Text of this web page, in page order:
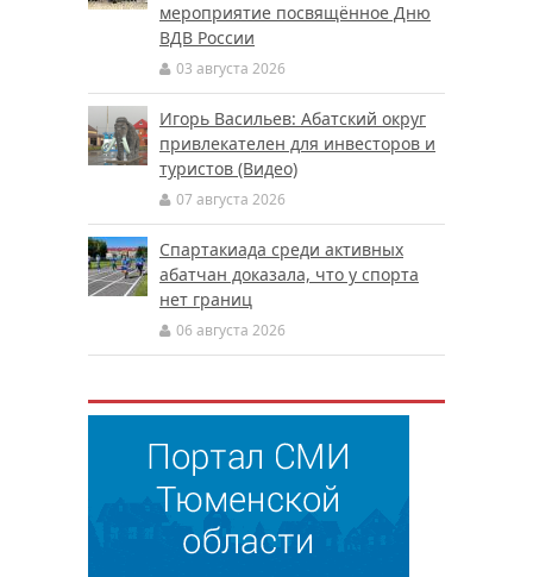
мероприятие посвящённое Дню
ВДВ России
03 августа 2026
Игорь Васильев: Абатский округ
привлекателен для инвесторов и
туристов (Видео)
07 августа 2026
Спартакиада среди активных
абатчан доказала, что у спорта
нет границ
06 августа 2026